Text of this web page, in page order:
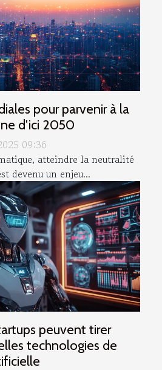
pour parvenir à la
d'ici 2050
09:36
atteindre la neutralité
devenu un enjeu...
peuvent tirer
technologies de